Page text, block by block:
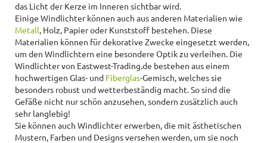
das Licht der Kerze im Inneren sichtbar wird.
Einige Windlichter können auch aus anderen Materialien wie
Metall, Holz, Papier oder Kunststoff bestehen. Diese
Materialien können für dekorative Zwecke eingesetzt werden,
um den Windlichtern eine besondere Optik zu verleihen. Die
Windlichter von Eastwest-Trading.de bestehen aus einem
hochwertigen Glas- und Fiberglas-Gemisch, welches sie
besonders robust und wetterbeständig macht. So sind die
Gefäße nicht nur schön anzusehen, sondern zusätzlich auch
sehr langlebig!
Sie können auch Windlichter erwerben, die mit ästhetischen
Mustern, Farben und Designs versehen werden, um sie noch